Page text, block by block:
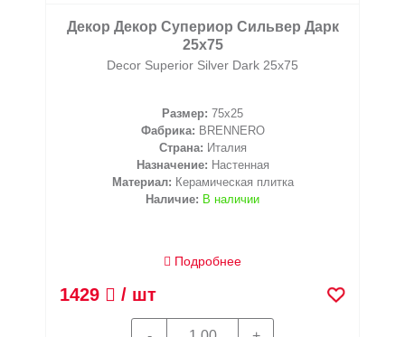
Декор Декор Супериор Сильвер Дарк
25x75
Decor Superior Silver Dark 25x75
Размер: 75x25
Фабрика: BRENNERO
Страна: Италия
Назначение: Настенная
Материал: Керамическая плитка
Наличие: В наличии
Подробнее
1429 / шт